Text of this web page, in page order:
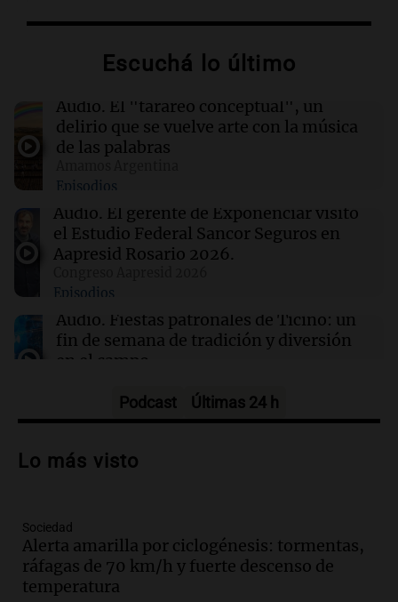
Clima en Salta: cómo estará el tiempo este
00:27 Clima
Clima en Tucumán: cómo estará el tiempo
este jueves 6 de agosto
00:21 Clima
Clima en Mendoza: cómo estará el tiempo
este jueves 6 de agosto
Clima en Santa Fe: cómo estará el tiempo este
jueves 6 de agosto
Escuchá lo último
Audio. El "tarareo conceptual", un
delirio que se vuelve arte con la música
de las palabras
Episodios
Audio. El gerente de Exponenciar visitó
el Estudio Federal Sancor Seguros en
Aapresid Rosario 2026.
Episodios
Audio. Fiestas patronales de Ticino: un
fin de semana de tradición y diversión
en el campo
Audio.Preparativos para la feria en La
de apertura
Audio.
Río Gallegos enfrenta secuelas de
lluvias, senadores manifiestan
oposición a ley de tierras
Panorama Federal
Podcast Últimas 24 h
Lo más visto
Sociedad
Alerta amarilla por ciclogénesis: tormentas,
ráfagas de 70 km/h y fuerte descenso de
temperatura